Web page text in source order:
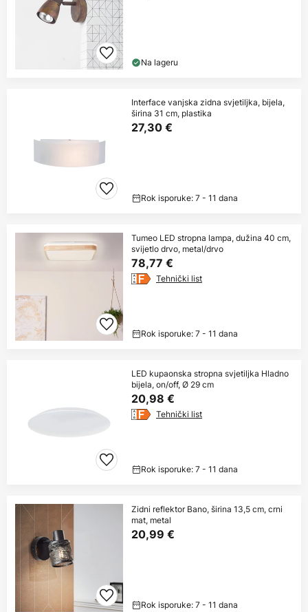
Na lageru
Interface vanjska zidna svjetiljka, bijela,
širina 31 cm, plastika
27,30 €
Rok isporuke: 7 - 11 dana
Tumeo LED stropna lampa, dužina 40 cm,
svijetlo drvo, metal/drvo
78,77 €
Tehnički list
Rok isporuke: 7 - 11 dana
LED kupaonska stropna svjetiljka Hladno
bijela, on/off, Ø 29 cm
20,98 €
Tehnički list
Rok isporuke: 7 - 11 dana
Zidni reflektor Bano, širina 13,5 cm, crni
mat, metal
20,99 €
Rok isporuke: 7 - 11 dana